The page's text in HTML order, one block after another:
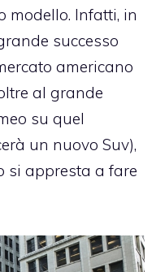
modello. Infatti, in
successo
americano
al grande
su quel
un nuovo Suv),
si appresta a fare